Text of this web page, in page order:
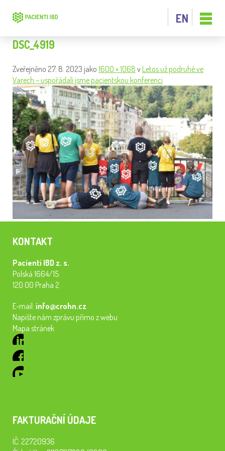
EN
DSC_4919
Zveřejněno 27. 8. 2023 jako 1600 × 1068 v Letos už podruhé ve
Varech – uspořádali jsme pacientskou konferenci
KONTAKT
Pacienti IBD z. s.
Polská 1664/15
120 00 Praha 2
E-mail: info@crohn.cz
Napište nám zprávu přímo z webu
Mapa stránek
FAKTURAČNÍ ÚDAJE
IČ: 22720936